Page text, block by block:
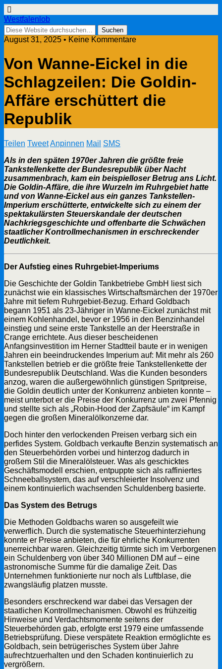
Westfalenlob
August 31, 2025 • Keine Kommentare
Von Wanne-Eickel in die
Schlagzeilen: Die Goldin-
Affäre erschüttert die
Republik
Teilen TweetAnpinnen Mail SMS
Als in den späten 1970er Jahren die größte freie
Tankstellenkette der Bundesrepublik über Nacht
zusammenbrach, kam ein beispielloser Betrug ans Licht.
Die Goldin-Affäre, die ihre Wurzeln im Ruhrgebiet hatte
und von Wanne-Eickel aus ein ganzes Tankstellen-
Imperium erschütterte, entwickelte sich zu einem der
spektakulärsten Steuerskandale der deutschen
Nachkriegsgeschichte und offenbarte die Schwächen
staatlicher Kontrollmechanismen in erschreckender
Deutlichkeit.
Der Aufstieg eines Ruhrgebiet-Imperiums
Die Geschichte der Goldin Tankbetriebe GmbH liest sich
zunächst wie ein klassisches Wirtschaftsmärchen der 1970er
Jahre mit tiefem Ruhrgebiet-Bezug. Erhard Goldbach
begann 1951 als 23-Jähriger in Wanne-Eickel zunächst mit
einem Kohlenhandel, bevor er 1956 in den Benzinhandel
einstieg und seine erste Tankstelle an der Heerstraße in
Crange errichtete. Aus dieser bescheidenen
Anfangsinvestition im Herner Stadtteil baute er in wenigen
Jahren ein beeindruckendes Imperium auf: Mit mehr als 260
Tankstellen betrieb er die größte freie Tankstellenkette der
Bundesrepublik Deutschland. Was die Kunden besonders
anzog, waren die außergewöhnlich günstigen Spritpreise,
die Goldin deutlich unter der Konkurrenz anbieten konnte –
meist unterbot er die Preise der Konkurrenz um zwei Pfennig
und stellte sich als „Robin-Hood der Zapfsäule“ im Kampf
gegen die großen Mineralölkonzerne dar.
Doch hinter den verlockenden Preisen verbarg sich ein
perfides System. Goldbach verkaufte Benzin systematisch an
den Steuerbehörden vorbei und hinterzog dadurch in
großem Stil die Mineralölsteuer. Was als geschicktes
Geschäftsmodell erschien, entpuppte sich als raffiniertes
Schneeballsystem, das auf verschleierter Insolvenz und
einem kontinuierlich wachsenden Schuldenberg basierte.
Das System des Betrugs
Die Methoden Goldbachs waren so ausgefeilt wie
verwerflich. Durch die systematische Steuerhinterziehung
konnte er Preise anbieten, die für ehrliche Konkurrenten
unerreichbar waren. Gleichzeitig türmte sich im Verborgenen
ein Schuldenberg von über 340 Millionen DM auf – eine
astronomische Summe für die damalige Zeit. Das
Unternehmen funktionierte nur noch als Luftblase, die
zwangsläufig platzen musste.
Besonders erschreckend war dabei das Versagen der
staatlichen Kontrollmechanismen. Obwohl es frühzeitig
Hinweise und Verdachtsmomente seitens der
Steuerbehörden gab, erfolgte erst 1979 eine umfassende
Betriebsprüfung. Diese verspätete Reaktion ermöglichte es
Goldbach, sein betrügerisches System über Jahre
aufrechtzuerhalten und den Schaden kontinuierlich zu
vergrößern.